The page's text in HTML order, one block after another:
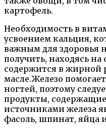
картофель.
Необходимость в
усвоением кальция,
важным для здоровья
получить, находясь на
содержится в жирной
масле.Железо
ногтей, поэтому
продукты,
источниками железа
фасоль, шпинат, яйца